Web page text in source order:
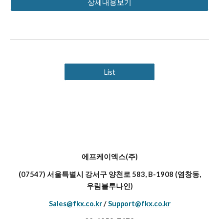
상세내용보기
List
에프케이엑스(주)
(07547) 서울특별시 강서구 양천로 583, B-1908 (염창동,
우림블루나인)
Sales@fkx.co.kr/Support@fkx.co.kr